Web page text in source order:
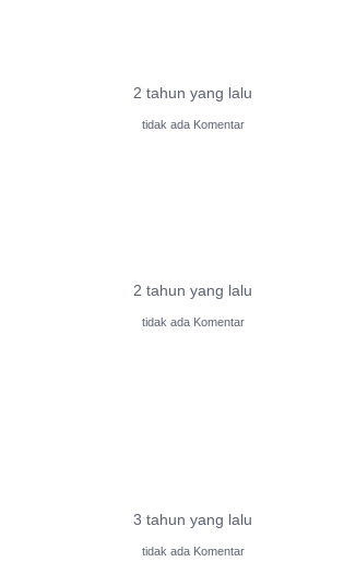
2 tahun yang lalu
tidak ada Komentar
2 tahun yang lalu
tidak ada Komentar
3 tahun yang lalu
tidak ada Komentar